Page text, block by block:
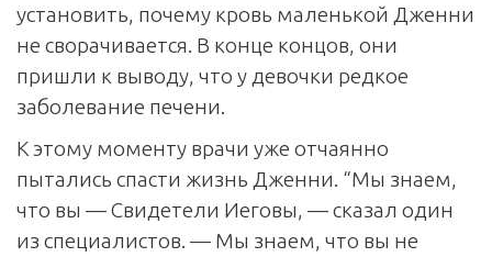
установить, почему кровь маленькой Дженни
не сворачивается. В конце концов, они
пришли к выводу, что у девочки редкое
заболевание печени.
К этому моменту врачи уже отчаянно
пытались спасти жизнь Дженни. “Мы знаем,
что вы — Свидетели Иеговы, — сказал один
из специалистов. — Мы знаем, что вы не